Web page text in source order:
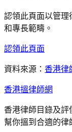
認領此頁面以管理
和專長範疇。
認領此頁面
資料來源： 香港律
香港搵律師網
香港律師目錄及評
幫你搵到合適的律